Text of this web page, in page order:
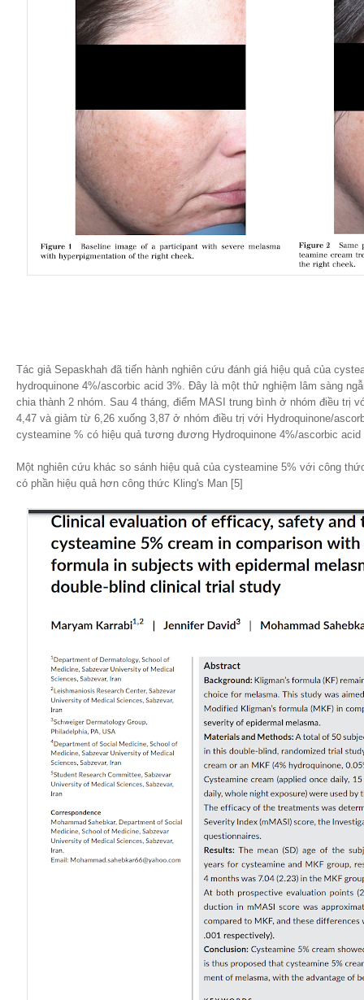
Tác giả Sepaskhah đã tiến hành nghiên cứu đánh giá hiệu quả của
hydroquinone 4%/ascorbic acid 3%. Đây là một thử nghiệm lâm sàng
chia thành 2 nhóm. Sau 4 tháng, điểm MASI trung bình ở nhóm điều trị
4,47 và giảm từ 6,26 xuống 3,87 ở nhóm điều trị với Hydroquinone/
cysteamine % có hiệu quả tương đương Hydroquinone 4%/ascorbic acid
Một nghiên cứu khác so sánh hiệu quả của cysteamine 5% với công
có phần hiệu quả hơn công thức Kling's Man [5]